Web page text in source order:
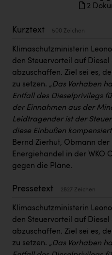
ERLUS AG
everfield
Firmenradl
Fristads Austria
HIG Infomotion Group
IFE Austria GmbH
Immotech
INTERSPAR
INTERSPORT Austria
Jesolo
Jane Goodall Institute Austria
Kärcher
Karin Liedl
2
Kurztext 500 Zeichen
Klimaschutzministerin
den Steuervorteil auf Diesel
abzuschaffen. Ziel sei es,
zu setzen. „Das Vorhaben
Entfall des Dieselprivilegs
der Einnahmen aus der
Leidtragender ist der
diese Einbußen
Bernd Zierhut, Obmann der
Energiehandel in der WKO
gegen die Pläne.
Pressetext 2827 Zeichen
Klimaschutzministerin
den Steuervorteil auf Diesel
abzuschaffen. Ziel sei es,
zu setzen. „Das Vorhaben